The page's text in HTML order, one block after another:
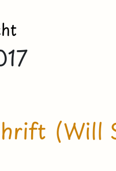
(Will